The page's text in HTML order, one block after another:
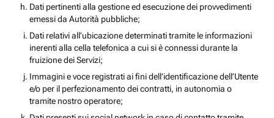
Dati pertinenti alla gestione ed esecuzione dei provvedimenti
emessi da Autorità pubbliche;
Dati relativi all’ubicazione determinati tramite le informazioni
inerenti alla cella telefonica a cui si è connessi durante la
fruizione dei Servizi;
Immagini e voce registrati ai fini dell’identificazione dell’Utente
e/o per il perfezionamento dei contratti, in autonomia o
tramite nostro operatore;